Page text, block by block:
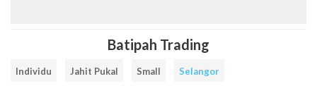
Batipah Trading
Individu Jahit Pukal Small Selangor